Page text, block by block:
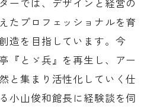
ーでは、デザインと経営の
たプロフェッショナルを育
造を目指しています。今
『とゞ兵』を再生し、アー
と集まり活性化していく仕
小山俊和館長に経験談を伺